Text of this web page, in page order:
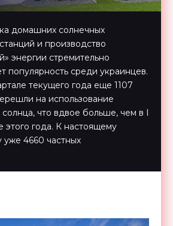
домашних солнечных
и производство
энергии стремительно
популярность среди украинцев.
текущего года еще 1107
на использование
солнца, что вдвое больше, чем в I
этого года. К настоящему
уже 4660 частных